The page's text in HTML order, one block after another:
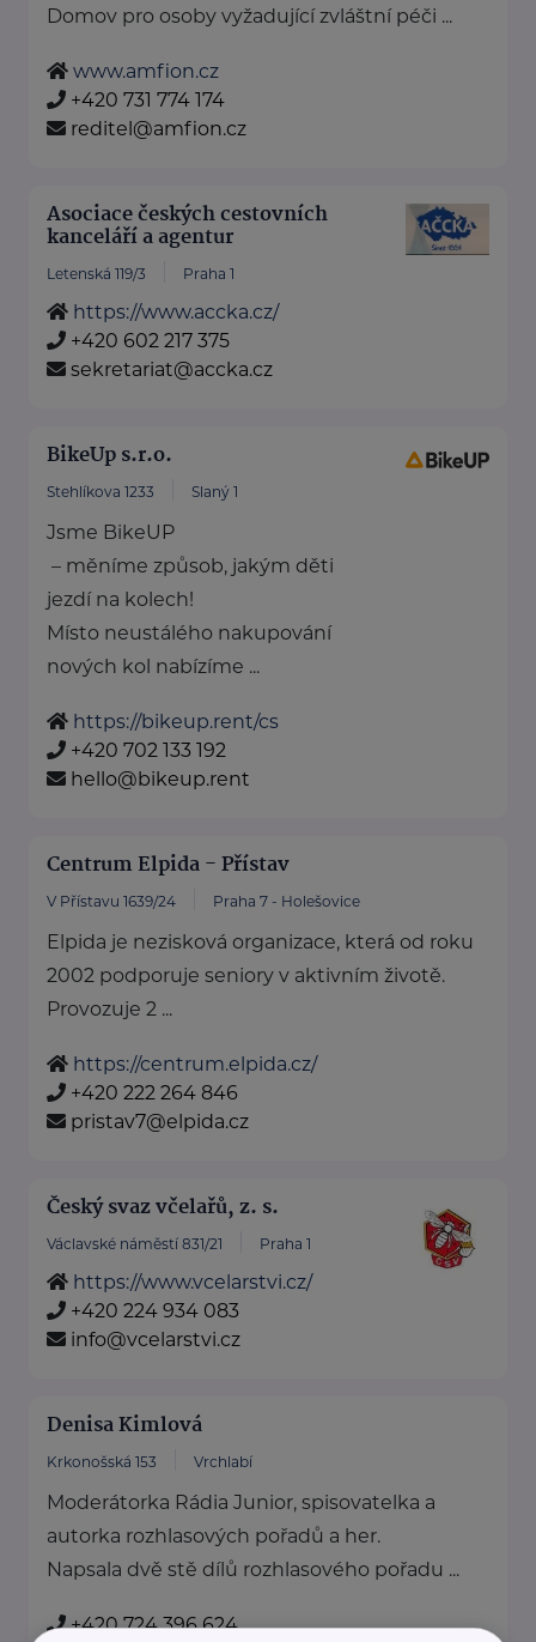
Domov pro osoby vyžadující zvláštní péči ...
www.amfion.cz
+420 731 774 174
reditel@amfion.cz
Asociace českých cestovních
kanceláří a agentur
Letenská 119/3 Praha 1
https://www.accka.cz/
+420 602 217 375
sekretariat@accka.cz
BikeUp s.r.o.
Stehlíkova 1233 Slaný 1
Jsme BikeUP
– měníme způsob, jakým děti
jezdí na kolech!
Místo neustálého nakupování
nových kol nabízíme ...
https://bikeup.rent/cs
+420 702 133 192
hello@bikeup.rent
Centrum Elpida - Přístav
V Přístavu 1639/24 Praha 7 - Holešovice
Elpida je nezisková organizace, která od roku
2002 podporuje seniory v aktivním životě.
Provozuje 2 ...
https://centrum.elpida.cz/
+420 222 264 846
pristav7@elpida.cz
Český svaz včelařů, z. s.
Václavské náměstí 831/21 Praha 1
https://www.vcelarstvi.cz/
+420 224 934 083
info@vcelarstvi.cz
Denisa Kimlová
Krkonošská 153 Vrchlabí
Moderátorka Rádia Junior, spisovatelka a
autorka rozhlasových pořadů a her.
Napsala dvě stě dílů rozhlasového pořadu ...
+420 724 396 624